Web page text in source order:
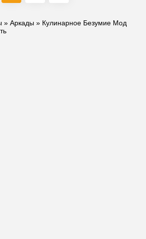
» Аркады » Кулинарное Безумие Мод